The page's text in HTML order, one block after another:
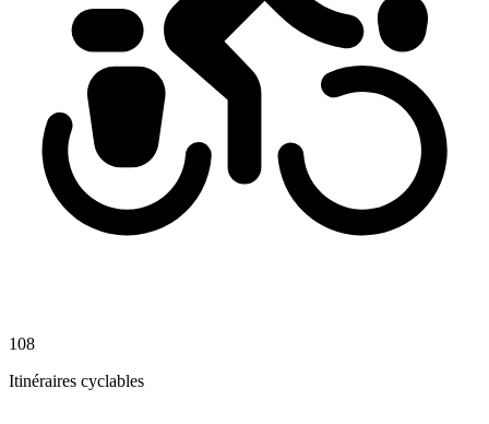
108
Itinéraires cyclables